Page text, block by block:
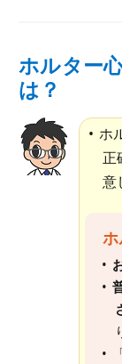
ホルター
は？
ホ
正
意